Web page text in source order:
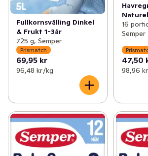
Fullkornsvälling Dinkel
& Frukt 1-3år
725 g, Semper
Prismatch
69,95 kr
96,48 kr /kg
16
Semper
47,50
98,96